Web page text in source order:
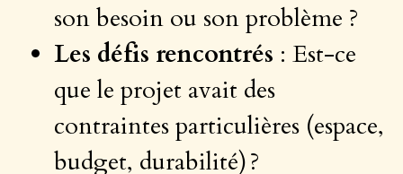
son besoin ou son problème ?
Les défis rencontrés : Est-ce
que le projet avait des
contraintes particulières (espace,
budget, durabilité) ?